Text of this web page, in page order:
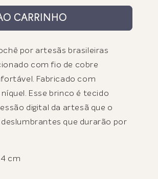
CARRINHO
por artesãs brasileiras
com fio de cobre
Fabricado com
Esse brinco é tecido
digital da artesã que o
que durarão por
cm